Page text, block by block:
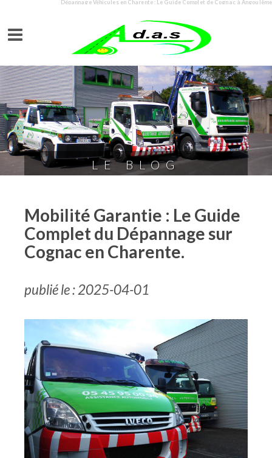
Dépannage Véhicules en Charente : Le Guide Complet de Cognac à Angoulême
LE BLOG
Mobilité Garantie : Le Guide
Complet du Dépannage sur
Cognac en Charente.
publié le : 2025-04-01